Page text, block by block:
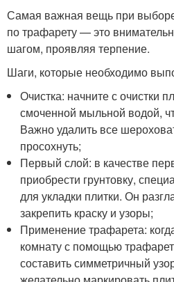
Самая важная вещь при
по трафарету — это
шагом, проявляя терпение.
Шаги, которые необходимо
Очистка: начните с очистки
смоченной мыльной водой,
Важно удалить все
просохнуть;
Первый слой: в качестве
приобрести грунтовку,
для укладки плитки. Он
закрепить краску и узоры;
Применение трафарета:
комнату с помощью
составить симметричный